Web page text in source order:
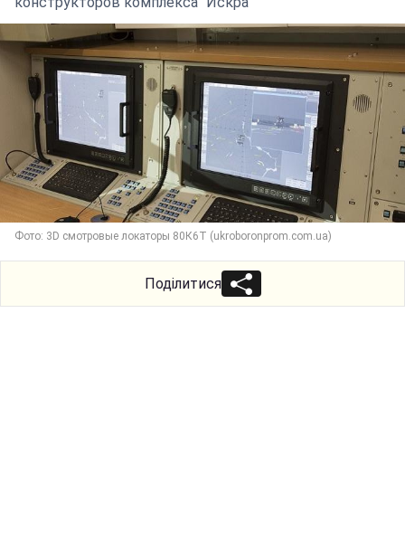
Фото: 3D смотровые локаторы 80К6Т (ukroboronprom.com.ua)
Поділитися